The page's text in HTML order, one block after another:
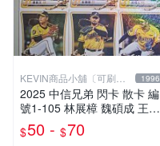
KEVIN商品小舖〔可刷
卡〕
1996
2025 中信兄弟 閃卡 散卡 編
號1-105 林展樟 魏碩成 王凱
程 鄭凱文 彭識穎 柯威士 游
竣宥 勝騎士 羅戈 鄭浩均 李
$50 - $70